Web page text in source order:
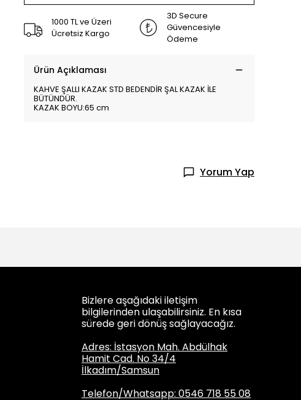
1000 TL ve Üzeri
Ücretsiz Kargo
3D Secure
Güvencesiyle
Ödeme
Ürün Açıklaması
KAHVE ŞALLI KAZAK STD BEDENDİR ŞAL KAZAK İLE
BÜTÜNDÜR.
KAZAK BOYU:65 cm
Yorum Yap
Bizlere aşağıdaki iletişim
bilgilerinden ulaşabilirsiniz. En kısa
sürede geri dönüş sağlayacağız.
Adres: İstasyon Mah. Abdülhak
Hamit Cad. No 34/4
İlkadım/Samsun
Telefon/Whatsapp: 0546 718 55 08